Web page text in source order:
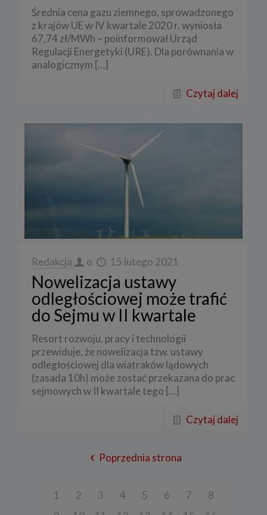
Średnia cena gazu ziemnego, sprowadzonego
z krajów UE w IV kwartale 2020 r. wyniosła
67,74 zł/MWh – poinformował Urząd
Regulacji Energetyki (URE). Dla porównania w
analogicznym […]
Czytaj dalej
Redakcja o 15 lutego 2021
Nowelizacja ustawy
odległościowej może trafić
do Sejmu w II kwartale
Resort rozwoju, pracy i technologii
przewiduje, że nowelizacja tzw. ustawy
odległościowej dla wiatraków lądowych
(zasada 10h) może zostać przekazana do prac
sejmowych w II kwartale tego […]
Czytaj dalej
Poprzednia strona
1 2 3 4 5 6 7
8